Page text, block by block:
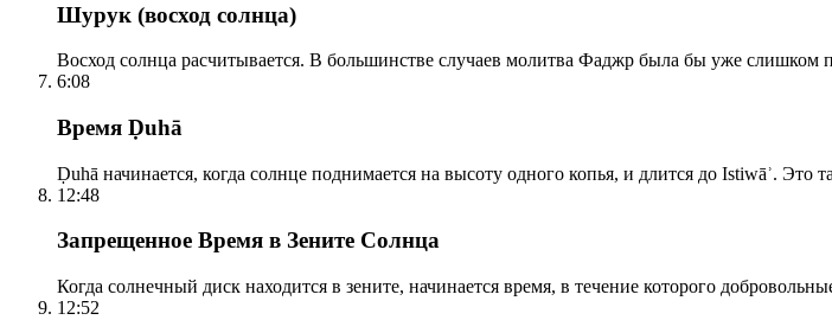
Шурук (восход солнца)
Восход солнца расчитывается. В большинстве случаев молитва Фаджр была бы уже слишком
6:08
Время Ḍuhā
Ḍuhā начинается, когда солнце поднимается на высоту одного копья, и длится до Istiwāʾ. Это
12:48
Запрещенное Время в Зените Солнца
Когда солнечный диск находится в зените, начинается время, в течение которого
12:52